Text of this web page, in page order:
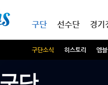
구단
구단소식 히스토리 엠
선수단 경기